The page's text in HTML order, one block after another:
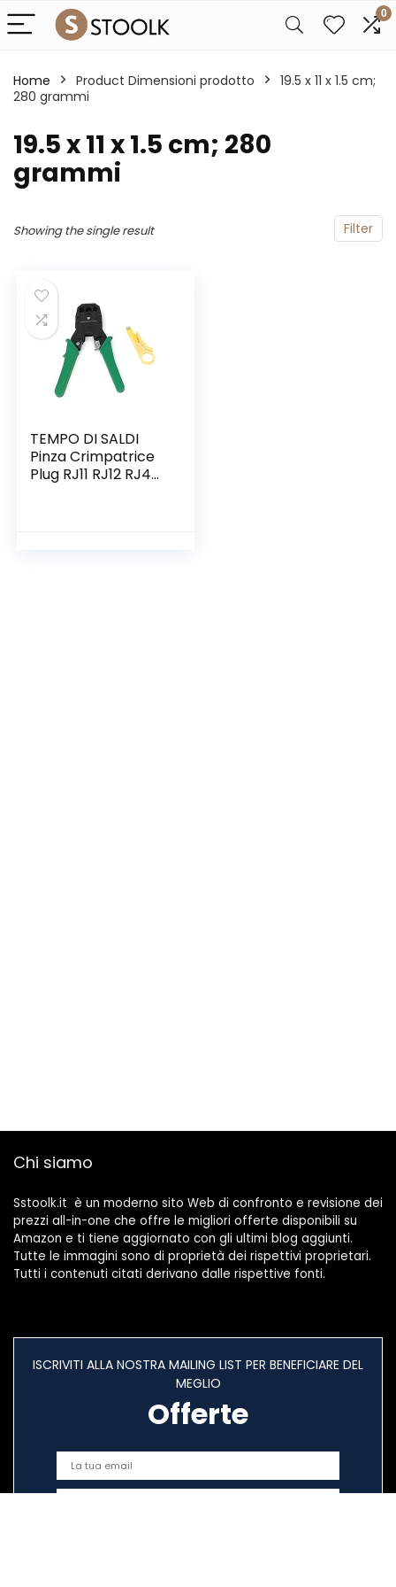
0
Home Product Dimensioni prodotto
‎19.5 x 11 x 1.5 cm;
280 grammi
‎19.5 x 11 x 1.5 cm; 280
grammi
Filter
Showing the single result
TEMPO DI SALDI
Pinza Crimpatrice
Plug RJ11 RJ12 RJ45
Chi siamo
Sstoolk.it è un moderno sito Web di confronto e revisione dei
prezzi all-in-one che offre le migliori offerte disponibili su
Amazon e ti tiene aggiornato con gli ultimi blog aggiunti.
Tutte le immagini sono di proprietà dei rispettivi proprietari.
Tutti i contenuti citati derivano dalle rispettive fonti.
ISCRIVITI ALLA NOSTRA MAILING LIST PER BENEFICIARE DEL
MEGLIO
Offerte